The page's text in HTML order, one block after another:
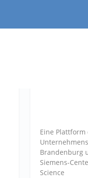
Eine Plattform
Brandenburg
Siemens-
Science